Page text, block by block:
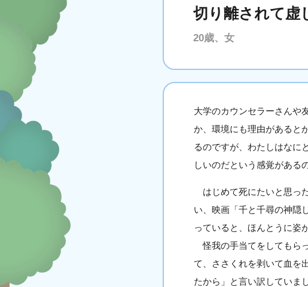
切り離されて虚
20歳、女
大学のカウンセラーさんや
か、環境にも理由があると
るのですが、わたしはなに
しいのだという感覚がある
はじめて死にたいと思っ
い、映画「千と千尋の神隠
っていると、ほんとうに姿
怪我の手当てをしてもら
て、ささくれを剥いて血を
たから」と言い訳していまし